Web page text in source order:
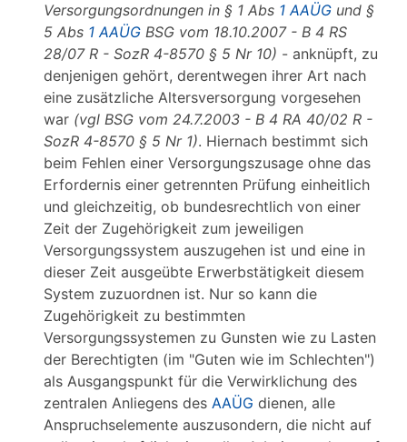
Versorgungsordnungen in § 1 Abs 1 AAÜG und §
5 Abs 1 AAÜG BSG vom 18.10.2007 - B 4 RS
28/07 R - SozR 4-8570 § 5 Nr 10) - anknüpft, zu
denjenigen gehört, derentwegen ihrer Art nach
eine zusätzliche Altersversorgung vorgesehen
war (vgl BSG vom 24.7.2003 - B 4 RA 40/02 R -
SozR 4-8570 § 5 Nr 1). Hiernach bestimmt sich
beim Fehlen einer Versorgungszusage ohne das
Erfordernis einer getrennten Prüfung einheitlich
und gleichzeitig, ob bundesrechtlich von einer
Zeit der Zugehörigkeit zum jeweiligen
Versorgungssystem auszugehen ist und eine in
dieser Zeit ausgeübte Erwerbstätigkeit diesem
System zuzuordnen ist. Nur so kann die
Zugehörigkeit zu bestimmten
Versorgungssystemen zu Gunsten wie zu Lasten
der Berechtigten (im "Guten wie im Schlechten")
als Ausgangspunkt für die Verwirklichung des
zentralen Anliegens des AAÜG dienen, alle
Anspruchselemente auszusondern, die nicht auf